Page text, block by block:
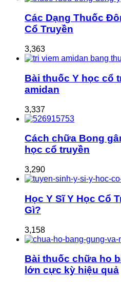
Các Dạng Thuốc
Cổ Truyền
3,363
Bài thuốc Y học cổ
amidan
3,337
Cách chữa Bong
học cổ truyền
3,290
Học Y Sĩ Y Học Cổ
Gì?
3,158
Bài thuốc chữa ho
lớn cực kỳ hiệu quả